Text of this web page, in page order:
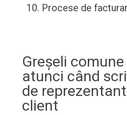
Procese de
Greșeli
atunci când
de
client